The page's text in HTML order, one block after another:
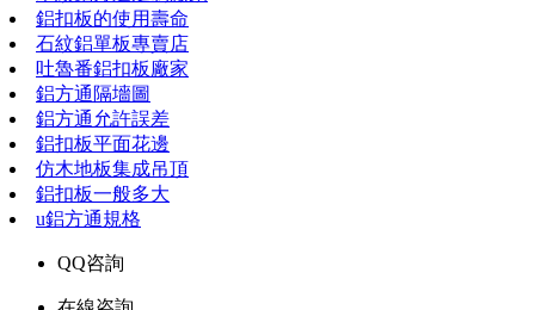
鋁扣板的使用壽命
石紋鋁單板專賣店
吐魯番鋁扣板廠家
鋁方通隔墻圖
鋁方通允許誤差
鋁扣板平面花邊
仿木地板集成吊頂
鋁扣板一般多大
u鋁方通規格
QQ咨詢